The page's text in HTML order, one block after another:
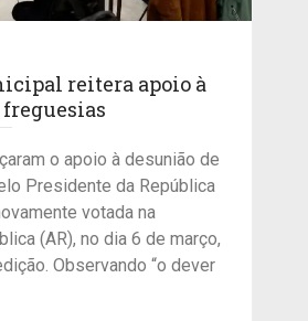
reitera apoio à
freguesias
o apoio à desunião de
Presidente da República
votada na
(AR), no dia 6 de março,
Observando “o dever